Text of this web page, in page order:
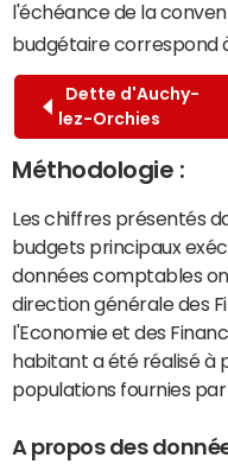
l'échéance de la
budgétaire correspond
Dette d'Auchy-
lez-Orchies
Méthodologie :
Les chiffres présentés
budgets principaux
données comptables
direction générale des
l'Economie et des
habitant a été réalisé à
populations fournies par
A propos des